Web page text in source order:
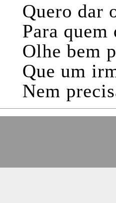
Quero dar
Para quem
Olhe bem
Que um
Nem